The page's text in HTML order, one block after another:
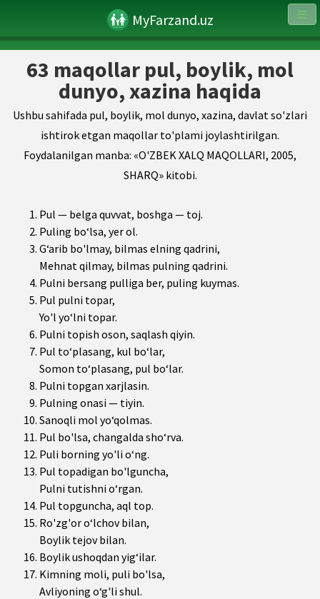
MyFarzand.uz
63 maqollar pul, boylik, mol
dunyo, xazina haqida
Ushbu sahifada pul, boylik, mol dunyo, xazina, davlat so'zlari
ishtirok etgan maqollar to'plami joylashtirilgan.
Foydalanilgan manba: «O'ZBEK XALQ MAQOLLARI, 2005,
SHARQ» kitobi.
Pul — belga quvvat, boshga — toj.
Puling bo‘lsa, yer ol.
G‘arib bo'lmay, bilmas elning qadrini,
Mehnat qilmay, bilmas pulning qadrini.
Pulni bersang pulliga ber, puling kuymas.
Pul pulni topar,
Yo'l yo‘lni topar.
Pulni topish oson, saqlash qiyin.
Pul to‘plasang, kul bo‘lar,
Somon to‘plasang, pul bo‘lar.
Pulni topgan xarjlasin.
Pulning onasi — tiyin.
Sanoqli mol yo‘qolmas.
Pul bo'lsa, changalda sho‘rva.
Puli borning yo'li o‘ng.
Pul topadigan bo'lguncha,
Pulni tutishni o‘rgan.
Pul topguncha, aql top.
Ro'zg'or o‘lchov bilan,
Boylik tejov bilan.
Boylik ushoqdan yig‘ilar.
Kimning moli, puli bo'lsa,
Avliyoning o‘g'li shul.